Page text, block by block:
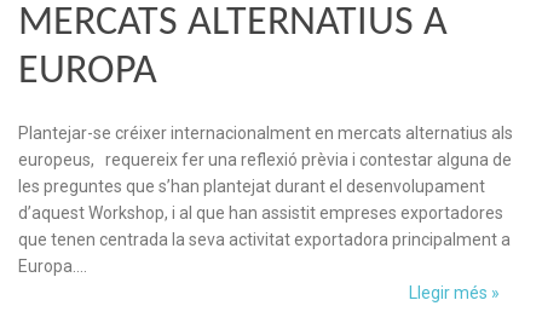
MERCATS ALTERNATIUS A
EUROPA
Plantejar-se créixer internacionalment en mercats alternatius als
europeus, requereix fer una reflexió prèvia i contestar alguna de
les preguntes que s’han plantejat durant el desenvolupament
d’aquest Workshop, i al que han assistit empreses exportadores
que tenen centrada la seva activitat exportadora principalment a
Europa….
Llegir més »